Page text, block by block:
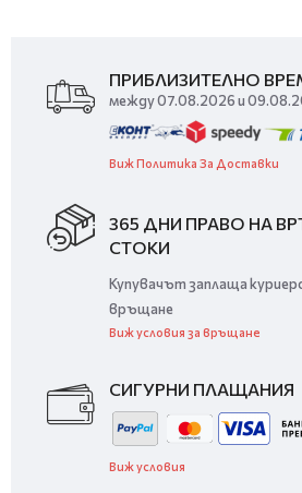
ПРИБЛИЗИТЕЛНО
между 07.08.2026 и
Виж Политика За Доставки
365 ДНИ ПРАВО НА
СТОКИ
Купувачът заплаща
връщане
Виж условия за връщане
СИГУРНИ ПЛАЩАНИЯ
Виж условия